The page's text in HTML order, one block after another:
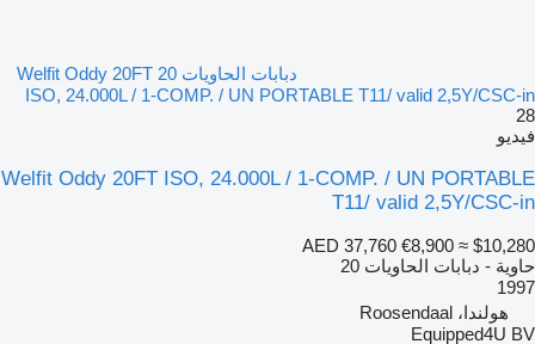
دبابات الحاويات 20 Welfit Oddy 20FT
ISO, 24.000L / 1-COMP. / UN PORTABLE T11/ valid 2,5Y/CSC-in
28
فيديو
Welfit Oddy 20FT ISO, 24.000L / 1-COMP. / UN PORTABLE
T11/ valid 2,5Y/CSC-in
AED 37,760 €8,900 ≈ $10,280
حاوية - دبابات الحاويات 20
1997
هولندا، Roosendaal
Equipped4U BV